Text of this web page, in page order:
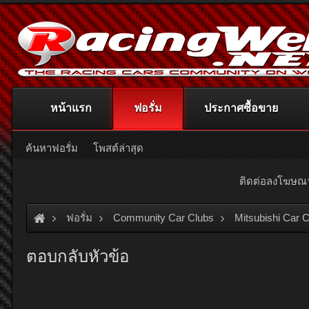
ติดต่อลงโฆษ
ฟอรั่ม Community Car Clubs Mitsubishi Car
ตอบกลับหัวข้อ
หน้าแรก ฟอรั่ม
ค้นหาฟอรั่ม โพสต์ล่าสุด
ประกาศซื้อขาย